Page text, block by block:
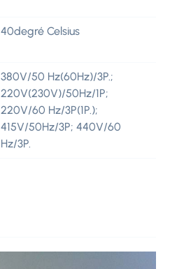
40degré Celsius
380V/50 Hz(60Hz)/3P.;
220V(230V)/50Hz/1P;
220V/60 Hz/3P(1P.);
415V/50Hz/3P; 440V/60
Hz/3P.